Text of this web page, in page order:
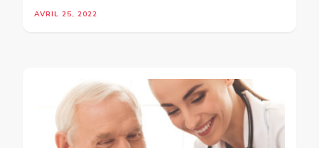
AVRIL 25, 2022